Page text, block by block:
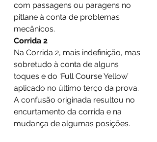
com passagens ou paragens no
pitlane à conta de problemas
mecânicos.
Corrida 2
Na Corrida 2, mais indefinição, mas
sobretudo à conta de alguns
toques e do ‘Full Course Yellow’
aplicado no último terço da prova.
A confusão originada resultou no
encurtamento da corrida e na
mudança de algumas posições.